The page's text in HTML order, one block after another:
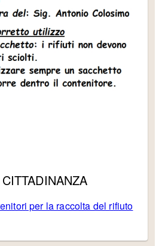
per la raccolta del rifiuto